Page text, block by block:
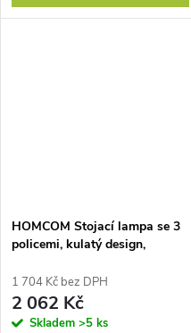
HOMCOM Stojací lampa se 3
policemi, kulatý design,
spínač, nastavitelná intenzita
světla, do obývacího pokoje,
černá barva
1 704 Kč bez DPH
2 062 Kč
Skladem >5 ks